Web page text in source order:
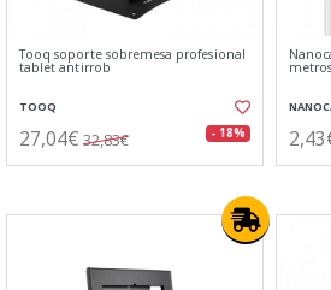
Tooq soporte sobremesa profesional
tablet antirrob
TOOQ
27,04€ 32,83€ - 18%
metros